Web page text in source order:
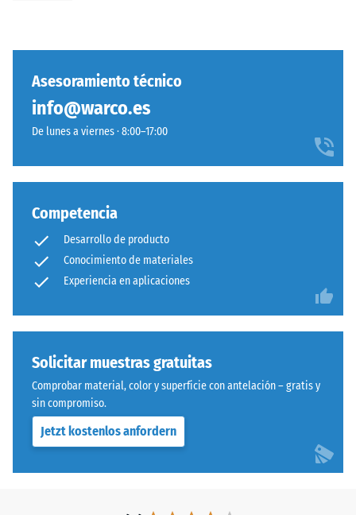
Asesoramiento técnico
info@warco.es
De lunes a viernes · 8:00–17:00
Competencia
Desarrollo de producto
Conocimiento de materiales
Experiencia en aplicaciones
Solicitar muestras gratuitas
Comprobar material, color y superficie con antelación – gratis y
sin compromiso.
Jetzt kostenlos anfordern